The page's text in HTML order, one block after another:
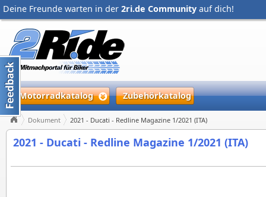
Deine Freunde warten in der 2ri.de Community auf dich!
Motorradkatalog Zubehörkatalog
Dokument 2021 - Ducati - Redline Magazine 1/2021 (ITA)
2021 - Ducati - Redline Magazine 1/2021 (ITA)